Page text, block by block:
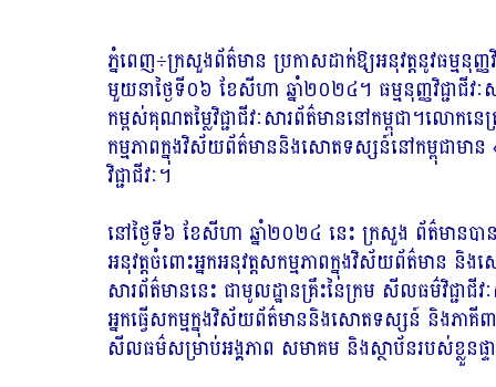
ភ្នំពេញ÷ក្រសួងព័ត៌មាន ប្រកាសដាក់ឱ្យអនុវត្តនូវធម្មនុ
មួយនាថ្ងៃទី០៦ ខែសីហា ឆ្នាំ២០២៤។ ធម្មនុញ្ញវិជ្ជាជី
កម្ពស់គុណតម្លៃវិជ្ជាជីវៈសារព័ត៌មាននៅកម្ពុជា។លោកនេ
កម្មភាពក្នុងវិស័យព័ត៌មាននិងសោតទស្សន៍នៅកម្ពុជាមាន
វិជ្ជាជីវៈ។
នៅថ្ងៃទី៦ ខែសីហា ឆ្នាំ២០២៤ នេះ ក្រសួង ព័ត៌មានបាន
អនុវត្តចំពោះអ្នកអនុវត្តសកម្មភាពក្នុងវិស័យព័ត៌មាន និង
សារព័ត៌មាននេះ ជាមូលដ្ឋានគ្រឹះនៃក្រម សីលធម៌វិជ្ជា
អ្នកធ្វើសកម្មក្នុងវិស័យព័ត៌មាននិងសោតទស្សន៍ និងភាគីព
សីលធម៌សម្រាប់អង្គភាព សមាគម និងស្ថាប័នរបស់ខ្លួនផ្